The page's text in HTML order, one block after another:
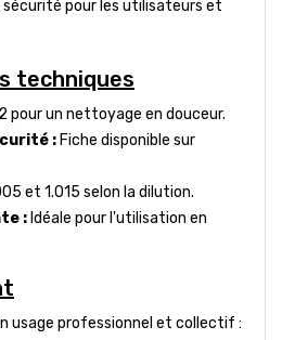
pour les utilisateurs et
techniques
pour un nettoyage en douceur.
: Fiche disponible sur
et 1.015 selon la dilution.
: Idéale pour l'utilisation en
usage professionnel et collectif :